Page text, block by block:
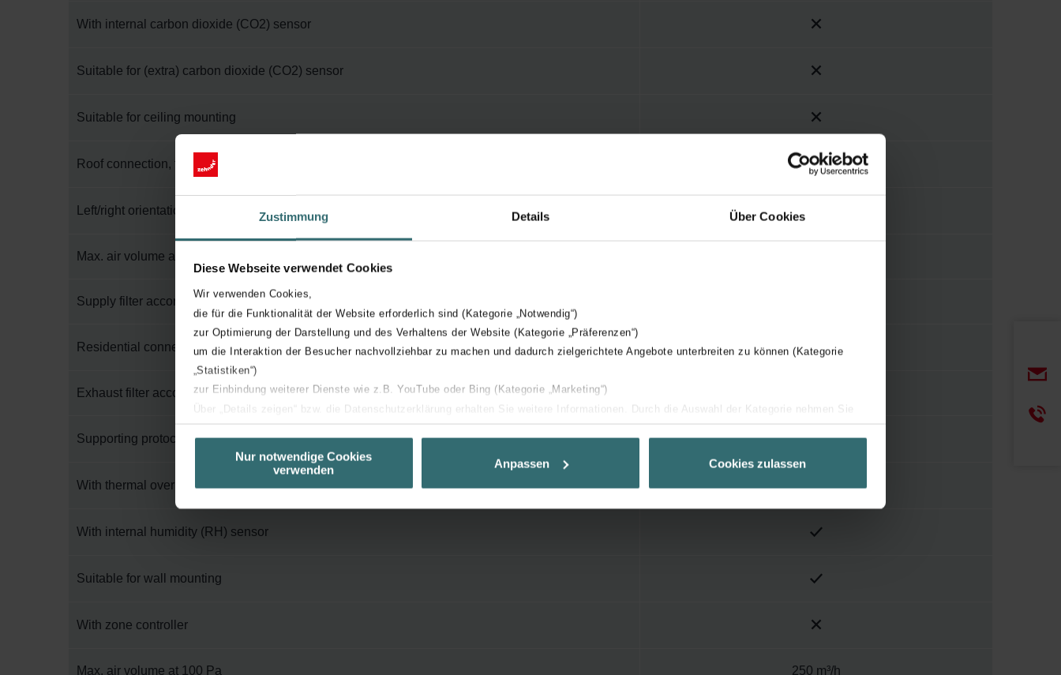
Zustimmung Details Über Cookies
Diese Webseite verwendet Cookies
Wir verwenden Cookies,
die für die Funktionalität der Website erforderlich sind (Kategorie „Notwendig“)
zur Optimierung der Darstellung und des Verhaltens der Website (Kategorie „Präferenzen“)
um die Interaktion der Besucher nachvollziehbar zu machen und dadurch zielgerichtete Angebote unterbreiten zu können (Kategorie
„Statistiken“)
zur Einbindung weiterer Dienste wie z.B. YouTube oder Bing (Kategorie „Marketing“)
Über „Details zeigen“ bzw. die Datenschutzerklärung erhalten Sie weitere Informationen. Durch die Auswahl der Kategorie nehmen Sie
unserer Website verwenden, um Ihnen die bestmögliche Nutzererfahrung zu ermöglichen und Ihnen maßgeschneiderte Informationen
basierend auf Ihren Interessen zur Verfügung zu stellen. Alle Einwilligungen können Sie selbstverständlich über einen Link in der
Datenschutzerklärung widerrufen.
Datenschutzerklärung der Zehnder Group
Zehnder Group België nv/sa: Déclarations de confidentialité
Nur notwendige Cookies
verwenden
Anpassen Cookies zulassen
With internal carbon dioxide (CO2) sensor
Suitable for (extra) carbon dioxide (CO2) sensor
Suitable for ceiling mounting
Roof connection, top
Left/right orientation reversible
Max. air volume at 150 Pa
Supply filter according to ISO 16890-1:2016
Residential connection, right side
Exhaust filter according to ISO 16890-1:2016
Supporting protocol for Modbus
With thermal overload protection
With internal humidity (RH) sensor
Suitable for wall mounting
With zone controller
Max. air volume at 100 Pa 250 m³/h